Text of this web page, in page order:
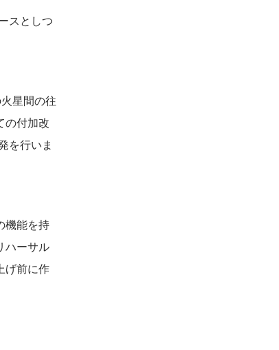
スとしつ
星間の往
の付加改
を行いま
機能を持
ハーサル
げ前に作